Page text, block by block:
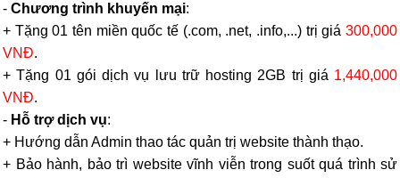
- Chương trình khuyến mại:
+ Tặng 01 tên miền quốc tế (.com, .net, .info,...) trị giá 300,000
VNĐ.
+ Tặng 01 gói dịch vụ lưu trữ hosting 2GB trị giá 1,440,000
VNĐ.
- Hỗ trợ dịch vụ:
+ Hướng dẫn Admin thao tác quản trị website thành thạo.
+ Bảo hành, bảo trì website vĩnh viễn trong suốt quá trình sử